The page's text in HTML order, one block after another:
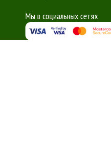
Мы в социальных сетях